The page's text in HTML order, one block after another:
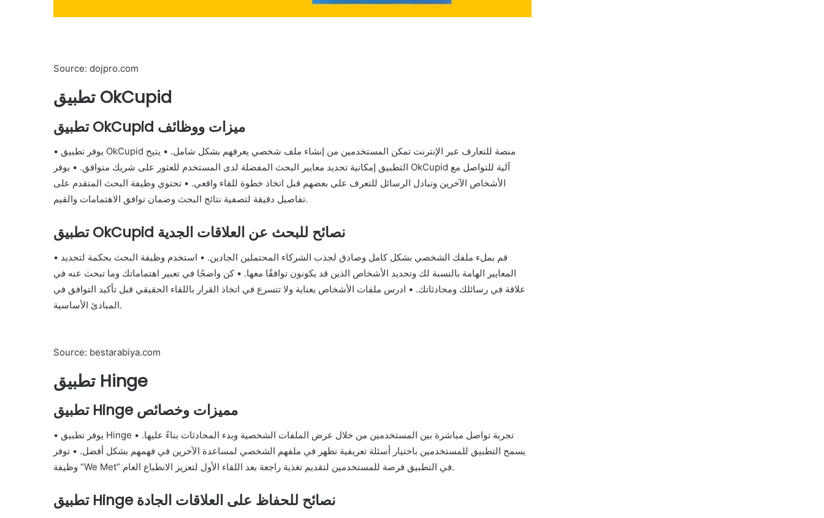
Source: dojpro.com
تطبيق OkCupid
تطبيق OkCupid ميزات ووظائف
• يوفر تطبيق OkCupid منصة للتعارف عبر الإنترنت تمكن المستخدمين من إنشاء ملف شخصي يعرفهم بشكل شامل. • يتيح
التطبيق إمكانية تحديد معايير البحث المفضلة لدى المستخدم للعثور على شريك متوافق. • يوفر OkCupid آلية للتواصل مع
الأشخاص الآخرين وتبادل الرسائل للتعرف على بعضهم قبل اتخاذ خطوة للقاء واقعي. • تحتوي وظيفة البحث المتقدم على
تفاصيل دقيقة لتصفية نتائج البحث وضمان توافق الاهتمامات والقيم.
تطبيق OkCupid نصائح للبحث عن العلاقات الجدية
• قم بملء ملفك الشخصي بشكل كامل وصادق لجذب الشركاء المحتملين الجادين. • استخدم وظيفة البحث بحكمة لتحديد
المعايير الهامة بالنسبة لك وتحديد الأشخاص الذين قد يكونون توافقًا معها. • كن واضحًا في تعبير اهتماماتك وما تبحث عنه في
علاقة في رسائلك ومحادثاتك. • ادرس ملفات الأشخاص بعناية ولا تتسرع في اتخاذ القرار باللقاء الحقيقي قبل تأكيد التوافق في
المبادئ الأساسية.
Source: bestarabiya.com
تطبيق Hinge
تطبيق Hinge مميزات وخصائص
• يوفر تطبيق Hinge تجربة تواصل مباشرة بين المستخدمين من خلال عرض الملفات الشخصية وبدء المحادثات بناءً عليها. •
يسمح التطبيق للمستخدمين باختيار أسئلة تعريفية تظهر في ملفهم الشخصي لمساعدة الآخرين في فهمهم بشكل أفضل. • توفر
وظيفة “We Met” في التطبيق فرصة للمستخدمين لتقديم تغذية راجعة بعد اللقاء الأول لتعزيز الانطباع العام.
تطبيق Hinge نصائح للحفاظ على العلاقات الجادة